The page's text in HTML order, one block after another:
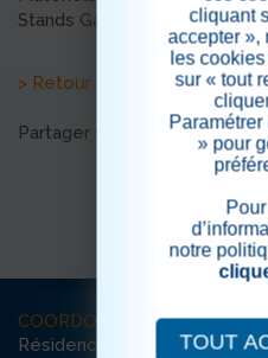
Stands Gastronomiques...
> Retour aux actualités
Partager sur les réseaux
COORDONNÉES
Résidence Les Jardins de
cliquant
accepter »,
les
sur « tout
» pour
notre
TOUT